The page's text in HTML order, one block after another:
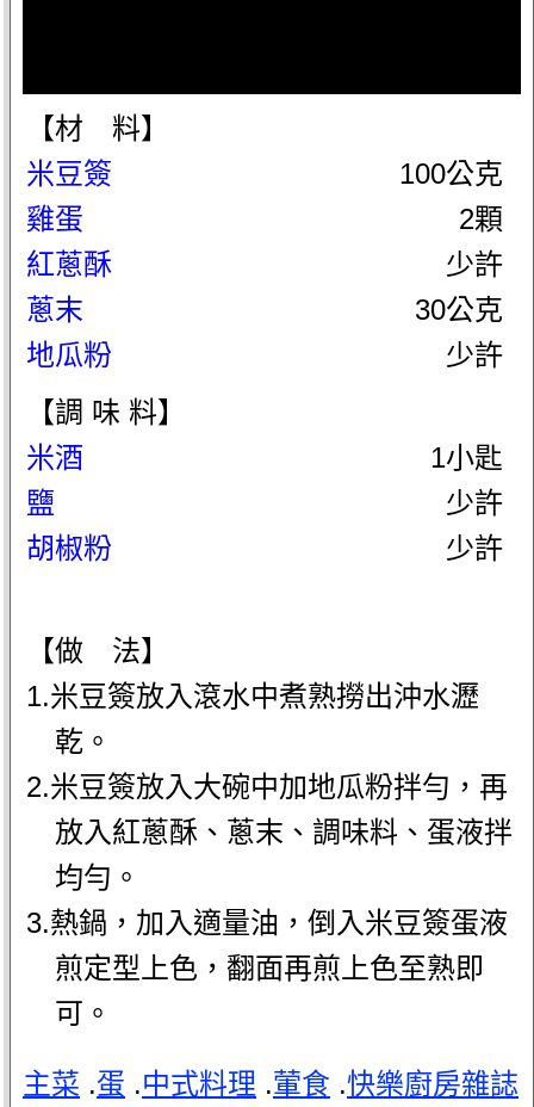
【材 料】
米豆簽
100公克
雞蛋
2顆
紅蔥酥
少許
蔥末
30公克
地瓜粉
少許
【調 味 料】
米酒
1小匙
鹽
少許
胡椒粉
少許
【做 法】
1.米豆簽放入滾水中煮熟撈出沖水瀝
乾。
2.米豆簽放入大碗中加地瓜粉拌勻，再
放入紅蔥酥、蔥末、調味料、蛋液拌
均勻。
3.熱鍋，加入適量油，倒入米豆簽蛋液
煎定型上色，翻面再煎上色至熟即
可。
主菜 .蛋 .中式料理 .葷食 .快樂廚房雜誌